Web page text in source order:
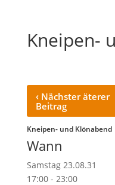
Kneipen-
‹Nächster äterer
Beitrag
Kneipen- und Klönabend
Wann
Samstag 23.08.31
17:00 - 23:00